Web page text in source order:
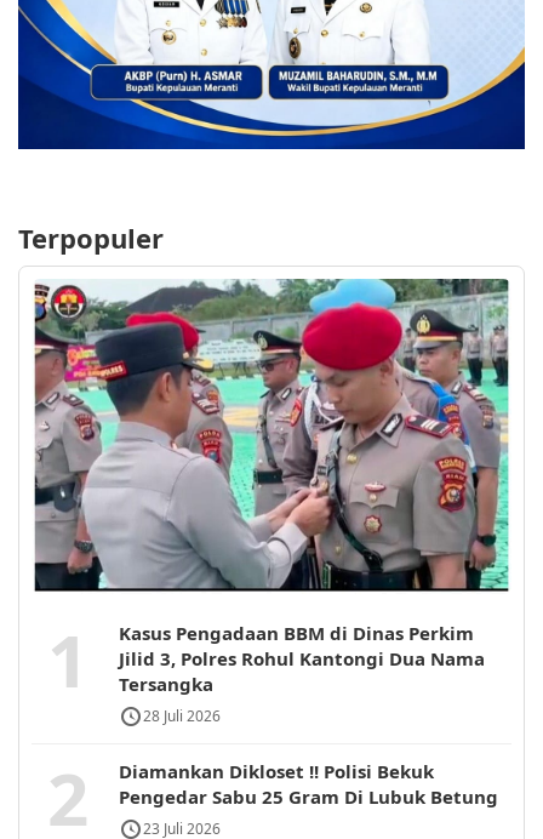
Terpopuler
1
Kasus Pengadaan BBM di Dinas Perkim
Jilid 3, Polres Rohul Kantongi Dua Nama
Tersangka
28 Juli 2026
2
Diamankan Dikloset !! Polisi Bekuk
Pengedar Sabu 25 Gram Di Lubuk Betung
23 Juli 2026